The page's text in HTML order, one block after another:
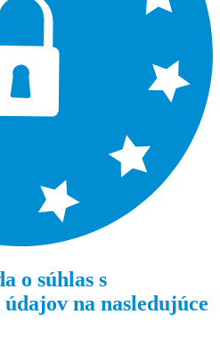
o súhlas s
na nasledujúce